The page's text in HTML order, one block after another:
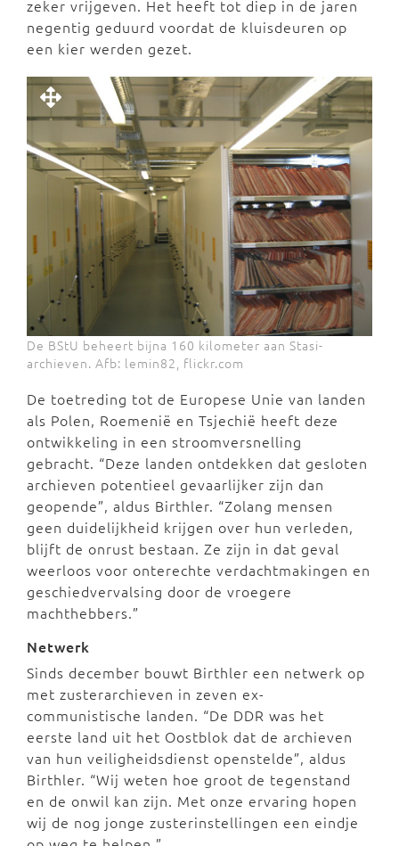
zeker vrijgeven. Het heeft tot diep in de jaren
negentig geduurd voordat de kluisdeuren op
een kier werden gezet.
De BStU beheert bijna 160 kilometer aan Stasi-
archieven. Afb: lemin82, flickr.com
De toetreding tot de Europese Unie van landen
als Polen, Roemenië en Tsjechië heeft deze
ontwikkeling in een stroomversnelling
gebracht. “Deze landen ontdekken dat gesloten
archieven potentieel gevaarlijker zijn dan
geopende”, aldus Birthler. “Zolang mensen
geen duidelijkheid krijgen over hun verleden,
blijft de onrust bestaan. Ze zijn in dat geval
weerloos voor onterechte verdachtmakingen en
geschiedvervalsing door de vroegere
machthebbers.”
Netwerk
Sinds december bouwt Birthler een netwerk op
met zusterarchieven in zeven ex-
communistische landen. “De DDR was het
eerste land uit het Oostblok dat de archieven
van hun veiligheidsdienst openstelde”, aldus
Birthler. “Wij weten hoe groot de tegenstand
en de onwil kan zijn. Met onze ervaring hopen
wij de nog jonge zusterinstellingen een eindje